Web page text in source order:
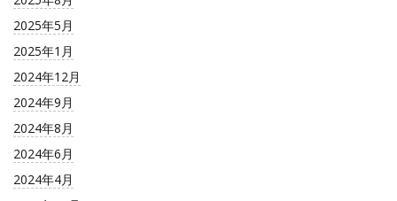
2025年5月
2025年1月
2024年12月
2024年9月
2024年8月
2024年6月
2024年4月